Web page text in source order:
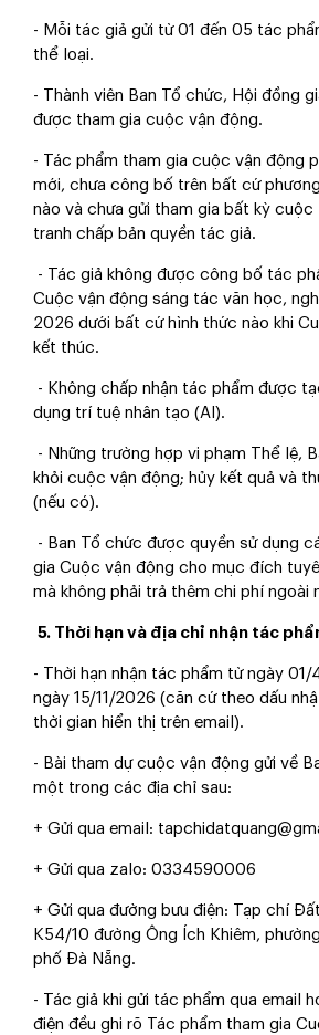
- Mỗi tác giả gửi từ 01 đến 05 tác
thể loại.
- Thành viên Ban Tổ chức, Hội đồng
được tham gia cuộc vận động.
- Tác phẩm tham gia cuộc vận động
mới, chưa công bố trên bất cứ
nào và chưa gửi tham gia bất kỳ cuộc
tranh chấp bản quyền tác giả.
- Tác giả không được công bố tác
Cuộc vận động sáng tác văn học,
2026 dưới bất cứ hình thức nào khi
kết thúc.
- Không chấp nhận tác phẩm được
dụng trí tuệ nhân tạo (AI).
- Những trường hợp vi phạm Thể lệ,
khỏi cuộc vận động; hủy kết quả và
(nếu có).
- Ban Tổ chức được quyền sử dụng
gia Cuộc vận động cho mục đích
mà không phải trả thêm chi phí ngoài
5. Thời hạn và địa chỉ nhận tác
- Thời hạn nhận tác phẩm từ ngày
ngày 15/11/2026 (căn cứ theo dấu
thời gian hiển thị trên email).
- Bài tham dự cuộc vận động gửi về
một trong các địa chỉ sau:
+ Gửi qua email:
+ Gửi qua zalo: 0334590006
+ Gửi qua đường bưu điện: Tạp chí
K54/10 đường Ông Ích Khiêm,
phố Đà Nẵng.
- Tác giả khi gửi tác phẩm qua email
điện đều ghi rõ
Tác phẩm tham gia